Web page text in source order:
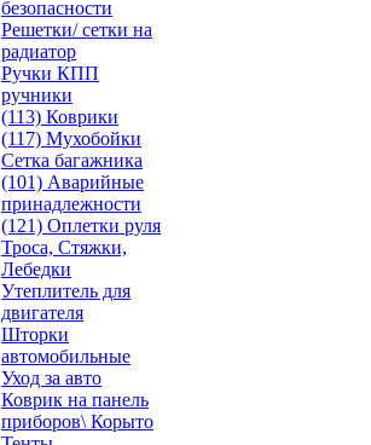
безопасности
Решетки/ сетки на
радиатор
Ручки КПП
ручники
(113) Коврики
(117) Мухобойки
Сетка багажника
(101) Аварийные
принадлежности
(121) Оплетки руля
Троса, Стяжки,
Лебедки
Утеплитель для
двигателя
Шторки
автомобильные
Уход за авто
Коврик на панель
приборов\ Корыто